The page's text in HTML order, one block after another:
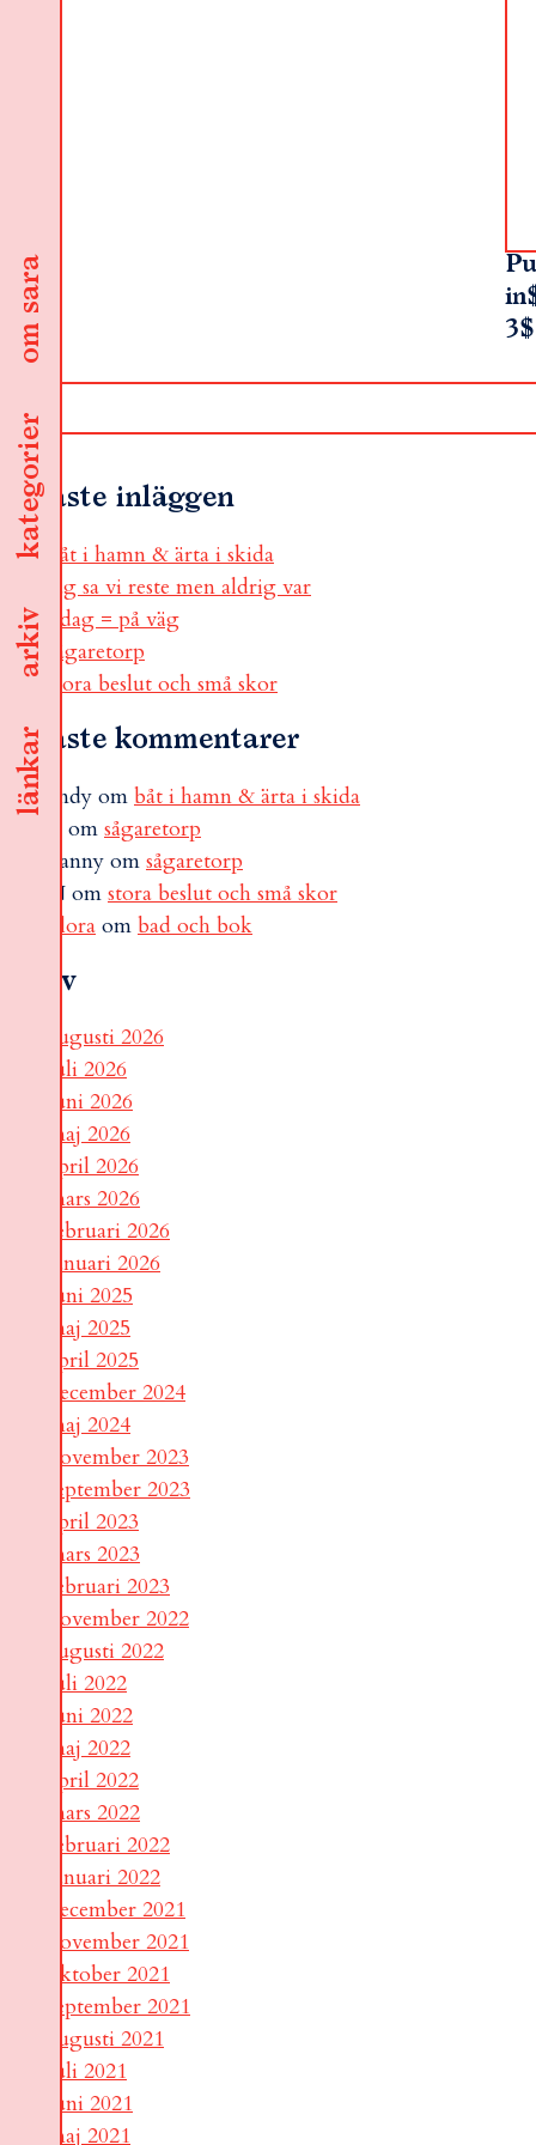
länkar
arkiv
kategorier
om sara
in
Senaste inläggen
båt i hamn & ärta i skida
jag sa vi reste men aldrig var
i dag = på väg
sågaretorp
stora beslut och små skor
Senaste kommentarer
andy om båt i hamn & ärta i skida
om sågaretorp
Fanny om sågaretorp
N om stora beslut och små skor
Flora om bad och bok
Arkiv
augusti 2026
juli 2026
juni 2026
maj 2026
april 2026
mars 2026
februari 2026
januari 2026
juni 2025
maj 2025
april 2025
december 2024
maj 2024
november 2023
september 2023
april 2023
mars 2023
februari 2023
november 2022
augusti 2022
juli 2022
juni 2022
maj 2022
april 2022
mars 2022
februari 2022
januari 2022
december 2021
november 2021
oktober 2021
september 2021
augusti 2021
juli 2021
juni 2021
maj 2021